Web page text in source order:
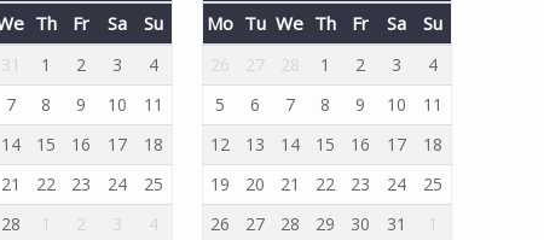
Th Fr Sa Su
31 1 2 3
4
7 8 9 10
11
14 15 16 17
18
21 22 23 24
25
28 1 2 3 4
Mo Tu We Th Fr Sa Su
26 27 28 1 2 3
4
5
6 7 8 9 10
11
12
13 14 15 16 17
18
19
20 21 22 23 24
25
26
27 28 29 30 31 1